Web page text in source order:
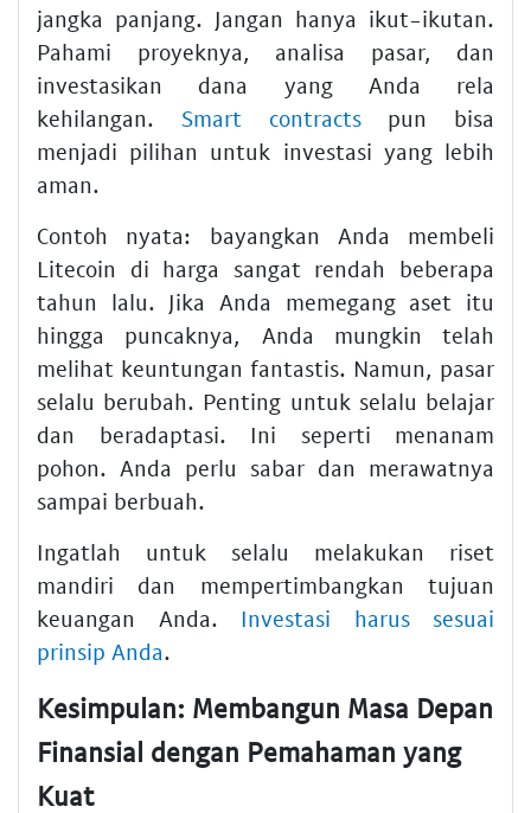
jangka panjang. Jangan hanya ikut-ikutan.
Pahami proyeknya, analisa pasar, dan
investasikan dana yang Anda rela
kehilangan. Smart contractspun bisa
menjadi pilihan untuk investasi yang lebih
aman.
Contoh nyata: bayangkan Anda membeli
Litecoin di harga sangat rendah beberapa
tahun lalu. Jika Anda memegang aset itu
hingga puncaknya, Anda mungkin telah
melihat keuntungan fantastis. Namun, pasar
selalu berubah. Penting untuk selalu belajar
dan beradaptasi. Ini seperti menanam
pohon. Anda perlu sabar dan merawatnya
sampai berbuah.
Ingatlah untuk selalu melakukan riset
mandiri dan mempertimbangkan tujuan
keuangan Anda. Investasi harus sesuai
prinsip Anda.
Kesimpulan: Membangun Masa Depan
Finansial dengan Pemahaman yang
Kuat